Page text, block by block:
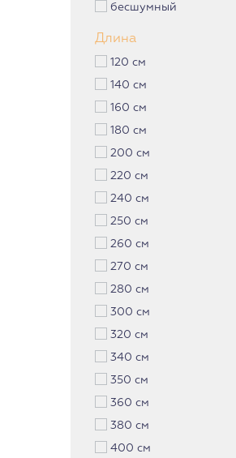
бесшумный
Длина
120 см
140 см
160 см
180 см
200 см
220 см
240 см
250 см
260 см
270 см
280 см
300 см
320 см
340 см
350 см
360 см
380 см
400 см